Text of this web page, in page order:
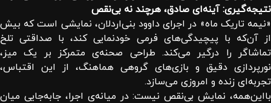
نتیجه‌گیری: آینه‌ای صادق، هرچند نه بی‌نقص
«نیمه تاریک ماه» در اجرای داوود بنی‌اردلان، نمایشی است که بیش
از آن‌که با پیچیدگی‌های فرمی خودنمایی کند، با صداقتی تلخ
تماشاگر را درگیر می‌کند. طراحی صحنه‌ی متمرکز بر یک میز،
نورپردازی دقیق و بازی‌های گروهی هماهنگ، از این اقتباس،
تجربه‌ای زنده و امروزی می‌سازد.
بااین‌همه، نمایش بی‌نقص نیست: در میانه‌ی اجرا، جابه‌جایی میان